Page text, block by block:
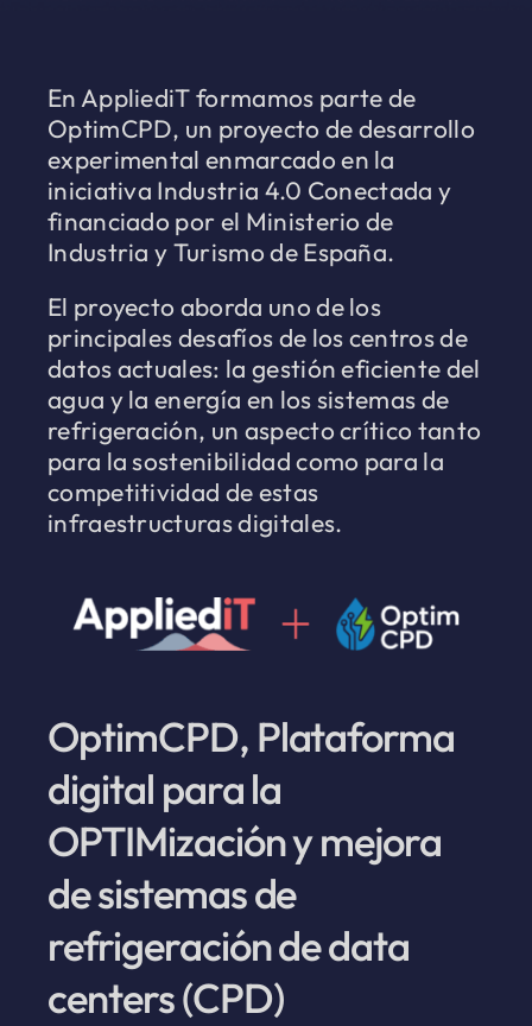
En AppliediT formamos parte de
OptimCPD, un proyecto de desarrollo
experimental enmarcado en la
iniciativa Industria 4.0 Conectada y
financiado por el Ministerio de
Industria y Turismo de España.
El proyecto aborda uno de los
principales desafíos de los centros de
datos actuales: la gestión eficiente del
agua y la energía en los sistemas de
refrigeración, un aspecto crítico tanto
para la sostenibilidad como para la
competitividad de estas
infraestructuras digitales.
OptimCPD, Plataforma
digital para la
OPTIMización y mejora
de sistemas de
refrigeración de data
centers (CPD)